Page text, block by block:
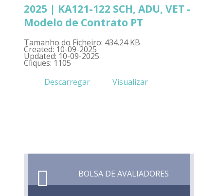
2025 | KA121-122 SCH, ADU, VET -
Modelo de Contrato PT
Tamanho do Ficheiro: 434.24 KB
Created: 10-09-2025
Updated: 10-09-2025
Cliques: 1105
Descarregar
Visualizar
BOLSA DE AVALIADORES